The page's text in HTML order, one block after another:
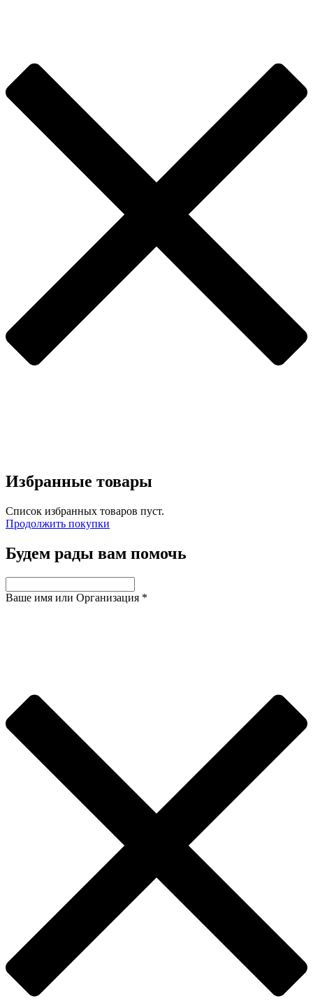
Избранные товары
Список избранных товаров пуст.
Продолжить покупки
Будем рады вам помочь
Ваше имя или Организация *